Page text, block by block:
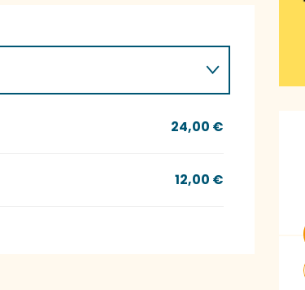
24,00 €
12,00 €